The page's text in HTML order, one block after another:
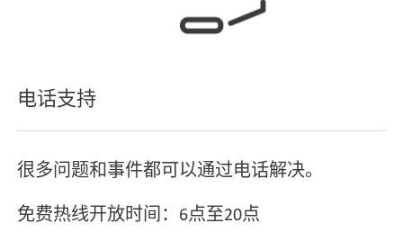
电话支持
很多问题和事件都可以通过电话解决。
免费热线开放时间：6点至20点